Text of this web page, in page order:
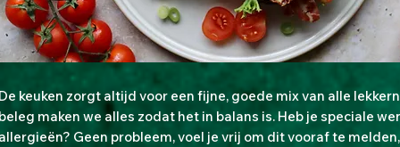
keuken zorgt altijd voor een fijne, goede mix van alle
maken we alles zodat het in balans is. Heb je speciale
Geen probleem, voel je vrij om dit vooraf te